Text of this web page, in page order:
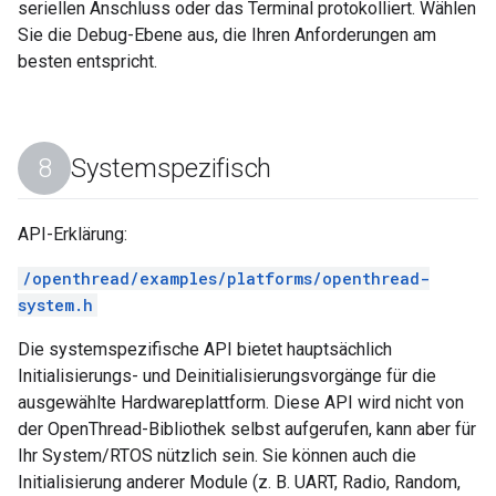
seriellen Anschluss oder das Terminal protokolliert. Wählen
Sie die Debug-Ebene aus, die Ihren Anforderungen am
besten entspricht.
Systemspezifisch
API-Erklärung:
/openthread/examples/platforms/openthread-
system.h
Die systemspezifische API bietet hauptsächlich
Initialisierungs- und Deinitialisierungsvorgänge für die
ausgewählte Hardwareplattform. Diese API wird nicht von
der OpenThread-Bibliothek selbst aufgerufen, kann aber für
Ihr System/RTOS nützlich sein. Sie können auch die
Initialisierung anderer Module (z. B. UART, Radio, Random,